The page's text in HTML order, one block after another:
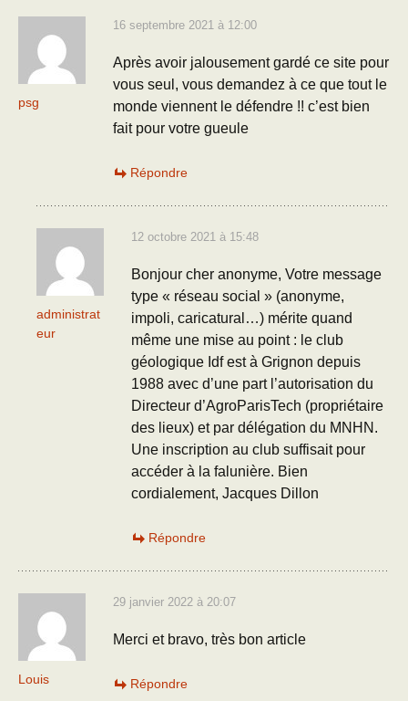
psg
16 septembre 2021 à 12:00
Après avoir jalousement gardé ce site pour
vous seul, vous demandez à ce que tout le
monde viennent le défendre !! c’est bien
fait pour votre gueule
Répondre
administrat
eur
12 octobre 2021 à 15:48
Bonjour cher anonyme, Votre message
type « réseau social » (anonyme,
impoli, caricatural…) mérite quand
même une mise au point : le club
géologique Idf est à Grignon depuis
1988 avec d’une part l’autorisation du
Directeur d’AgroParisTech (propriétaire
des lieux) et par délégation du MNHN.
Une inscription au club suffisait pour
accéder à la falunière. Bien
cordialement, Jacques Dillon
Répondre
Louis
29 janvier 2022 à 20:07
Merci et bravo, très bon article
Répondre